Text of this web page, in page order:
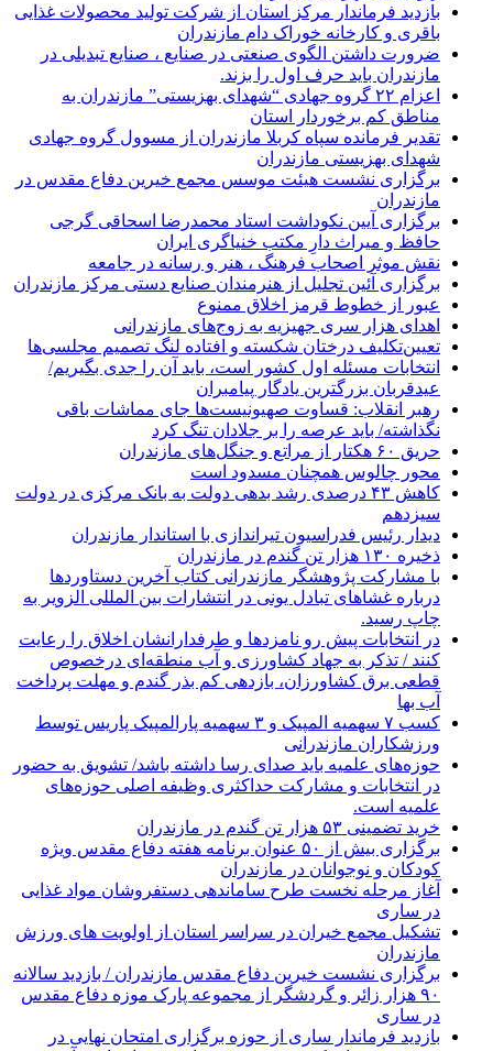
بازدید فرماندار مرکز استان از شرکت تولید محصولات غذایی
باقری و کارخانه خوراک دام مازندران
ضرورت داشتن الگوی صنعتی در صنایع ، صنایع تبدیلی در
مازندران باید حرف اول را بزند.
اعزام ۲۲ گروه جهادی “شهدای بهزیستی” مازندران به
مناطق کم برخوردار استان
تقدیر فرمانده سپاه کربلا مازندران از مسوول گروه جهادی
شهدای بهزیستی مازندران
برگزاری نشست هیئت موسس مجمع خیرین دفاع مقدس در
مازندران
برگزاری آیین نکوداشت استاد محمدرضا اسحاقی گرجی
حافظ و میراث دارِ مکتب خنیاگری ایران
نقش موثر اصحاب فرهنگ ، هنر و رسانه در جامعه
برگزاری آئین تجلیل از هنرمندان صنایع دستی مرکز مازندران
عبور از خطوط قرمز اخلاق ممنوع
اهدای هزار سری جهیزیه به زوج‌های مازندرانی
تعیین‌تکلیف درختان شکسته و افتاده لنگ تصمیم مجلسی‌ها
انتخابات مسئله اول کشور است، باید آن را جدی بگیریم/
عیدقربان بزرگترین یادگار پیامبران
رهبر انقلاب: قساوت صهیونیست‌ها جای مماشات باقی
نگذاشته/ باید عرصه را بر جلادان تنگ کرد
حریق ۶۰ هکتار از مراتع و جنگل‌های مازندران
محور چالوس همچنان مسدود است
کاهش ۴۳ درصدی رشد بدهی دولت به بانک مرکزی در دولت
سیزدهم
دیدار رئیس فدراسیون تیراندازی با استاندار مازندران
ذخیره ۱۳۰ هزار تن گندم در مازندران
با مشارکت پژوهشگر مازندرانی كتاب آخرین دستاوردها
درباره غشاهای تبادل یونی در انتشارات بین المللی الزویر به
چاپ رسید.
در انتخابات پیش رو نامزدها و طرفدارانشان اخلاق را رعایت
کنند / تذکر به جهاد کشاورزی و آب منطقه‌ای درخصوص
قطعی برق کشاورزان، بازدهی کم بذر گندم و مهلت پرداخت
آب بها
کسب ۷ سهمیه المپیک و ۳ سهمیه پارالمپیک پاریس توسط
ورزشکاران مازندرانی
حوزه‌های علمیه باید صدای رسا داشته باشد/ تشویق به حضور
در انتخابات و مشارکت حداکثری وظیفه اصلی حوزه‌های
علمیه است.
خرید تضمینی ۵۳ هزار تن گندم در مازندران
برگزاری بیش از ۵۰ عنوان برنامه هفته دفاع مقدس ویژه
کودکان و نوجوانان در مازندران
آغاز مرحله نخست طرح ساماندهی دستفروشان مواد غذایی
در ساری
تشکیل مجمع خیران در سراسر استان از اولویت های ورزش
مازندران
برگزاری نشست خیرین دفاع مقدس مازندران / بازدید سالانه
۹۰ هزار زائر و گردشگر از مجموعه پارک موزه دفاع مقدس
در ساری
بازدید فرماندار ساری از حوزه برگزاری امتحان نهایی در